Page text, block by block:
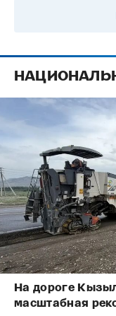
На дороге
масштабная